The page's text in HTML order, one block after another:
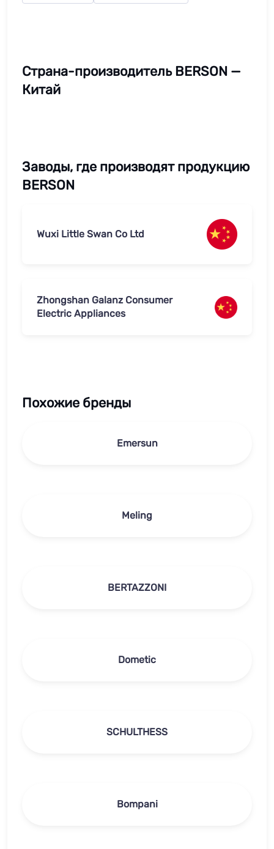
Страна-производитель BERSON —
Китай
Заводы, где производят продукцию
BERSON
Wuxi Little Swan Co Ltd
Zhongshan Galanz Consumer
Electric Appliances
Похожие бренды
Emersun
Meling
BERTAZZONI
Dometic
SCHULTHESS
Bompani